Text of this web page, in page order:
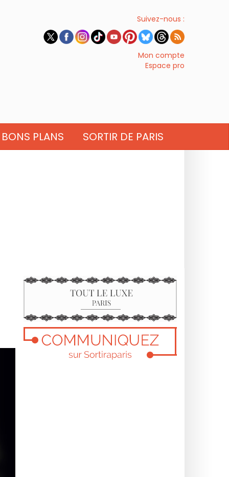
Suivez-nous :
Mon compte
Espace pro
BONS PLANS SORTIR DE PARIS